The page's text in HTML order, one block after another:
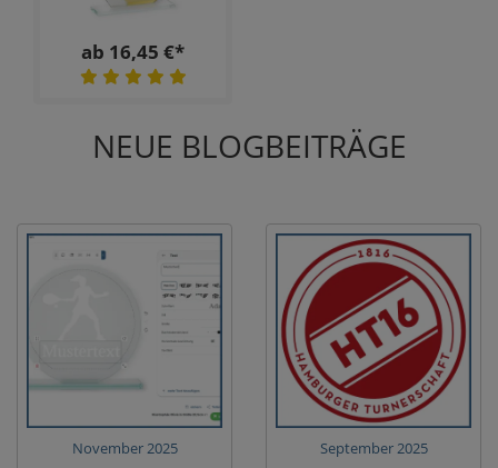
ab 16,45 €*
NEUE BLOGBEITRÄGE
November 2025 September 2025